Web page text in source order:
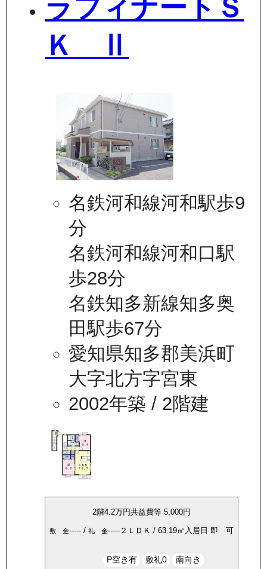
ラフィナートＳ
Ｋ Ⅱ
名鉄河和線河和駅歩9
分
名鉄河和線河和口駅
歩28分
名鉄知多新線知多奥
田駅歩67分
愛知県知多郡美浜町
大字北方字宮東
2002年築 / 2階建
2階4.2万円共益費等5,000円
敷 金----- /礼 金----- ２ＬＤＫ /63.19㎡ 入居日 即 可
P空き有 敷礼0 南向き